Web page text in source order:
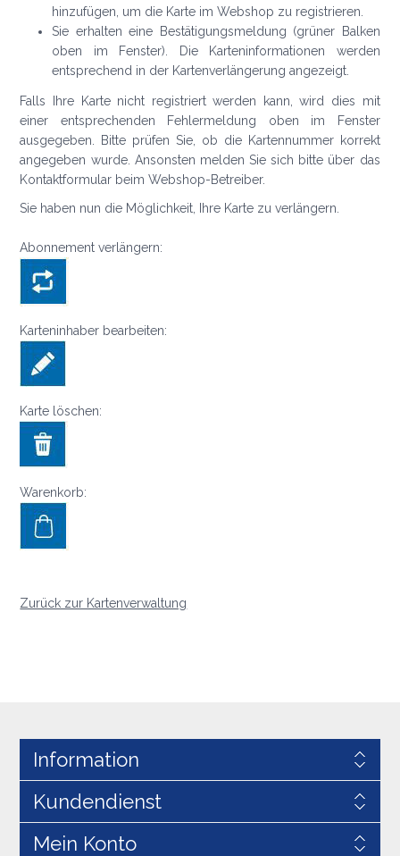
hinzufügen, um die Karte im Webshop zu registrieren.
Sie erhalten eine Bestätigungsmeldung (grüner Balken
oben im Fenster). Die Karteninformationen werden
entsprechend in der Kartenverlängerung angezeigt.
Falls Ihre Karte nicht registriert werden kann, wird dies mit
einer entsprechenden Fehlermeldung oben im Fenster
ausgegeben. Bitte prüfen Sie, ob die Kartennummer korrekt
angegeben wurde. Ansonsten melden Sie sich bitte über das
Kontaktformular beim Webshop-Betreiber.
Sie haben nun die Möglichkeit, Ihre Karte zu verlängern.
Abonnement verlängern:
Karteninhaber bearbeiten:
Karte löschen:
Warenkorb:
Zurück zur Kartenverwaltung
Information
Kundendienst
Mein Konto